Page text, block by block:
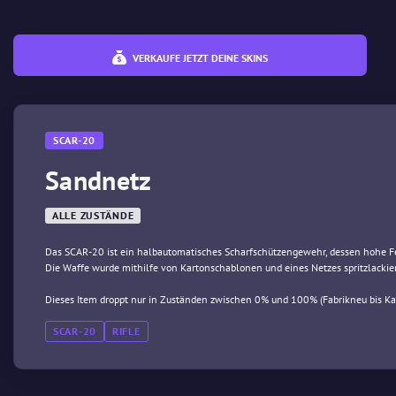
VERKAUFE JETZT DEINE SKINS
SCAR-20
Sandnetz
ALLE ZUSTÄNDE
Das SCAR-20 ist ein halbautomatisches Scharfschützengewehr, dessen
Die Waffe wurde mithilfe von Kartonschablonen und eines Netzes
Dieses Item droppt nur in Zuständen zwischen 0% und 100% (Fabrikneu bis
SCAR-20 RIFLE